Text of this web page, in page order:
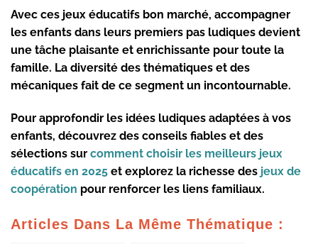
Avec ces jeux éducatifs bon marché, accompagner
les enfants dans leurs premiers pas ludiques devient
une tâche plaisante et enrichissante pour toute la
famille. La diversité des thématiques et des
mécaniques fait de ce segment un incontournable.
Pour approfondir les idées ludiques adaptées à vos
enfants, découvrez des conseils fiables et des
sélections sur comment choisir les meilleurs jeux
éducatifs en 2025 et explorez la richesse des jeux de
coopération pour renforcer les liens familiaux.
Articles Dans La Même Thématique :